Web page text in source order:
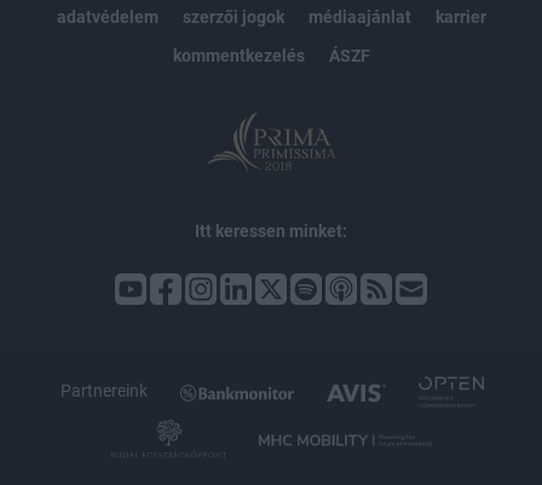
adatvédelem
szerzői jogok médiaajánlat
karrier
kommentkezelés
ÁSZF
Itt keressen minket:
Partnereink